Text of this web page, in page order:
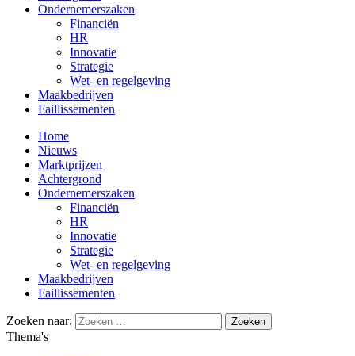
Ondernemerszaken
Financiën
HR
Innovatie
Strategie
Wet- en regelgeving
Maakbedrijven
Faillissementen
Home
Nieuws
Marktprijzen
Achtergrond
Ondernemerszaken
Financiën
HR
Innovatie
Strategie
Wet- en regelgeving
Maakbedrijven
Faillissementen
Zoeken naar:
Thema's